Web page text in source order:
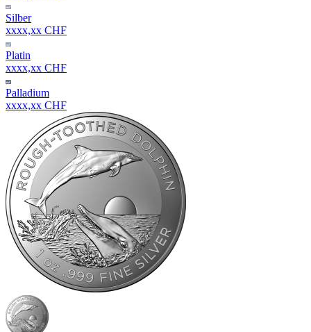
Silber
xxxx,xx CHF
Platin
xxxx,xx CHF
Palladium
xxxx,xx CHF